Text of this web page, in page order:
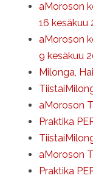
aMoroson
16 kesäkuu
aMoroson
9 kesäkuu
Milonga,
aMoroson
Praktika
aMoroson
Praktika